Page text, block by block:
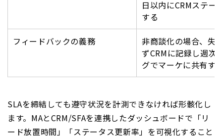
日以内にCRMステー
する
フィードバックの義務
非商談化の場合、失
ずCRMに記録し週次
グでマーケに共有す
SLAを締結しても遵守状況を計測できなければ形骸化し
ます。MAとCRM/SFAを連携したダッシュボードで「リ
ード放置時間」「ステータス更新率」を可視化すること